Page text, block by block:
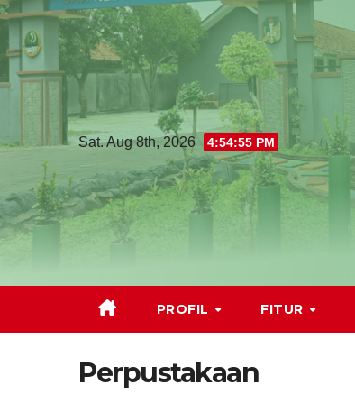
Sat. Aug 8th, 2026 4:54:56 PM
PROFIL FITUR
Perpustakaan